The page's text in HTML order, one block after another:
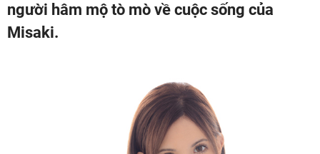
người hâm mộ tò mò về cuộc sống của
Misaki.